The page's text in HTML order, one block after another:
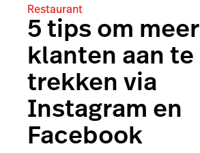
Restaurant
5 tips om meer
klanten aan te
trekken via
Instagram en
Facebook